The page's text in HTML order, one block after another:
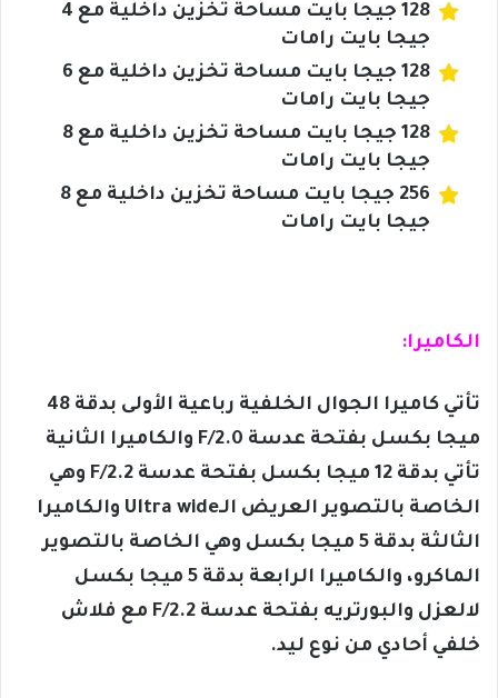
128 جيجا بايت مساحة تخزين داخلية مع 4
جيجا بايت رامات
128 جيجا بايت مساحة تخزين داخلية مع 6
جيجا بايت رامات
128 جيجا بايت مساحة تخزين داخلية مع 8
جيجا بايت رامات
256 جيجا بايت مساحة تخزين داخلية مع 8
جيجا بايت رامات
الكاميرا:
تأتي كاميرا الجوال الخلفية رباعية الأولى بدقة 48
ميجا بكسل بفتحة عدسة F/2.0 والكاميرا الثانية
تأتي بدقة 12 ميجا بكسل بفتحة عدسة F/2.2 وهي
الخاصة بالتصوير العريض الـUltra wide والكاميرا
الثالثة بدقة 5 ميجا بكسل وهي الخاصة بالتصوير
الماكرو، والكاميرا الرابعة بدقة 5 ميجا بكسل
لالعزل والبورتريه بفتحة عدسة F/2.2 مع فلاش
خلفي أحادي من نوع ليد.